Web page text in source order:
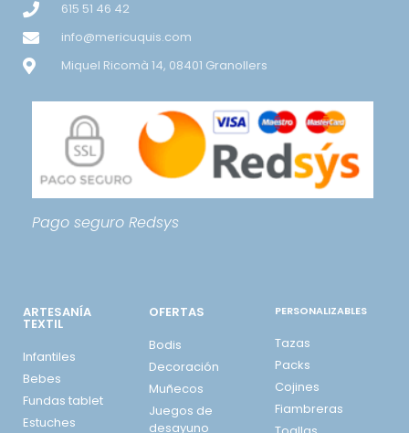
615 51 46 42
info@mericuquis.com
Miquel Ricomà 14, 08401 Granollers
Pago seguro Redsys
ARTESANÍA
TEXTIL
Infantiles
Bebes
Fundas tablet
Estuches
OFERTAS
Bodis
Decoración
Muñecos
Juegos de
desayuno
PERSONALIZABLES
Tazas
Packs
Cojines
Fiambreras